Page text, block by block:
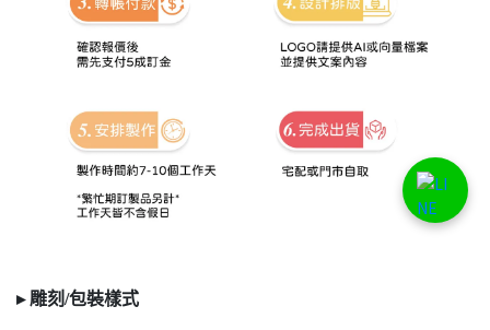
▸ 雕刻/包裝樣式